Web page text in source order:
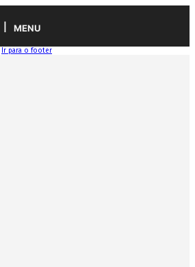
MENU
Ir para o footer